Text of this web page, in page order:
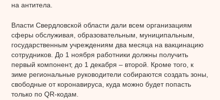
на антитела.
Власти Свердловской области дали всем организациям
сферы обслуживая, образовательным, муниципальным,
государственным учреждениям два месяца на вакцинацию
сотрудников. До 1 ноября работники должны получить
первый компонент, до 1 декабря – второй. Кроме того, к
зиме региональные руководители собираются создать зоны,
свободные от коронавируса, куда можно будет попасть
только по QR-кодам.